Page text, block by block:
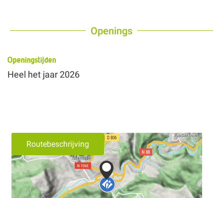
Openings
Openingstijden
Heel het jaar 2026
Routebeschrijving